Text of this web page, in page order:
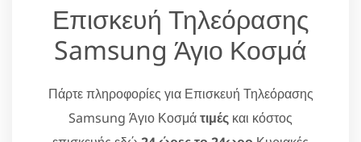
Επισκευή Τηλεόρασης
Samsung Άγιο Κοσμά
Πάρτε πληροφορίες για Επισκευή Τηλεόρασης
Samsung Άγιο Κοσμάτιμές και κόστος